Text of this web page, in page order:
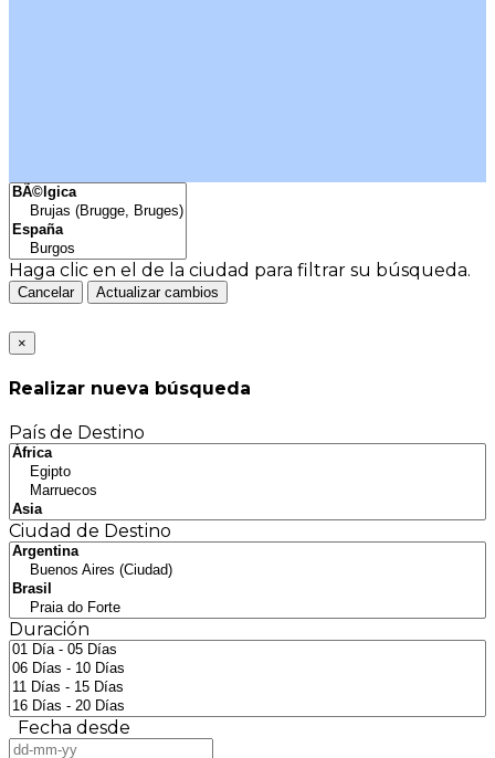
Haga clic en el de la ciudad para filtrar su búsqueda.
Cancelar Actualizar cambios
×
Realizar nueva búsqueda
País de Destino
Ciudad de Destino
Duración
Fecha desde